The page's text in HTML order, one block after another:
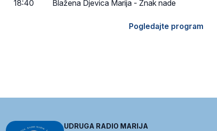
18:40 Blažena Djevica Marija - Znak nade
Pogledajte program
UDRUGA RADIO MARIJA